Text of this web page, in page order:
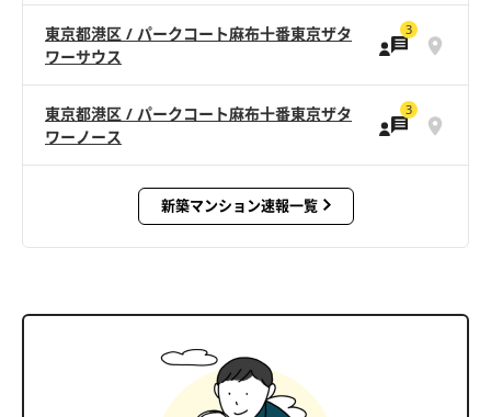
東京都港区 / パークコート麻布十番東京ザタ
ワーサウス
3
東京都港区 / パークコート麻布十番東京ザタ
ワーノース
3
新築マンション速報一覧